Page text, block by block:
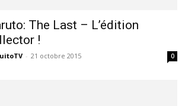
The Last – L’édition
!
- 21 octobre 2015 0